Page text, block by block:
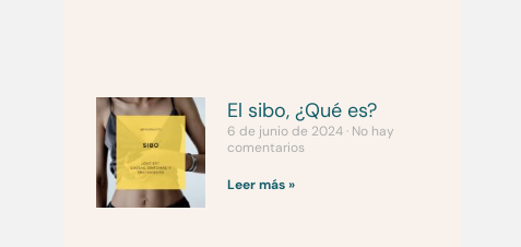
El sibo, ¿Qué es?
6 de junio de 2024 No hay
comentarios
Leer más »